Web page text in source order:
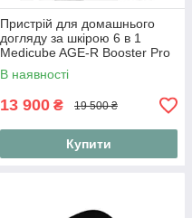
Пристрій для домашнього
догляду за шкірою 6 в 1
Medicube AGE-R Booster Pro
Black
В наявності
13 900 ₴ 19 500 ₴
Купити